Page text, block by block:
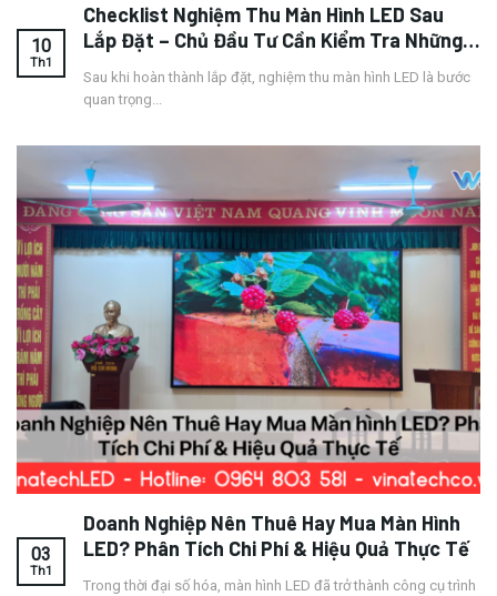
Checklist Nghiệm Thu Màn Hình LED Sau
Lắp Đặt – Chủ Đầu Tư Cần Kiểm Tra Những
Sau khi hoàn thành lắp đặt, nghiệm thu màn hình LED là bước
quan trọng...
10
Th1
Doanh Nghiệp Nên Thuê Hay Mua Màn Hình
LED? Phân Tích Chi Phí & Hiệu Quả Thực Tế
Trong thời đại số hóa, màn hình LED đã trở thành công cụ trình
03
Th1